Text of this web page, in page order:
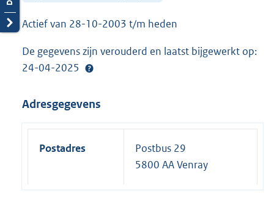
Actief van 28-10-2003 t/m heden
De gegevens zijn verouderd en laatst bijgewerkt op:
24-04-2025
Adresgegevens
Postadres
Postbus 29
5800 AA Venray